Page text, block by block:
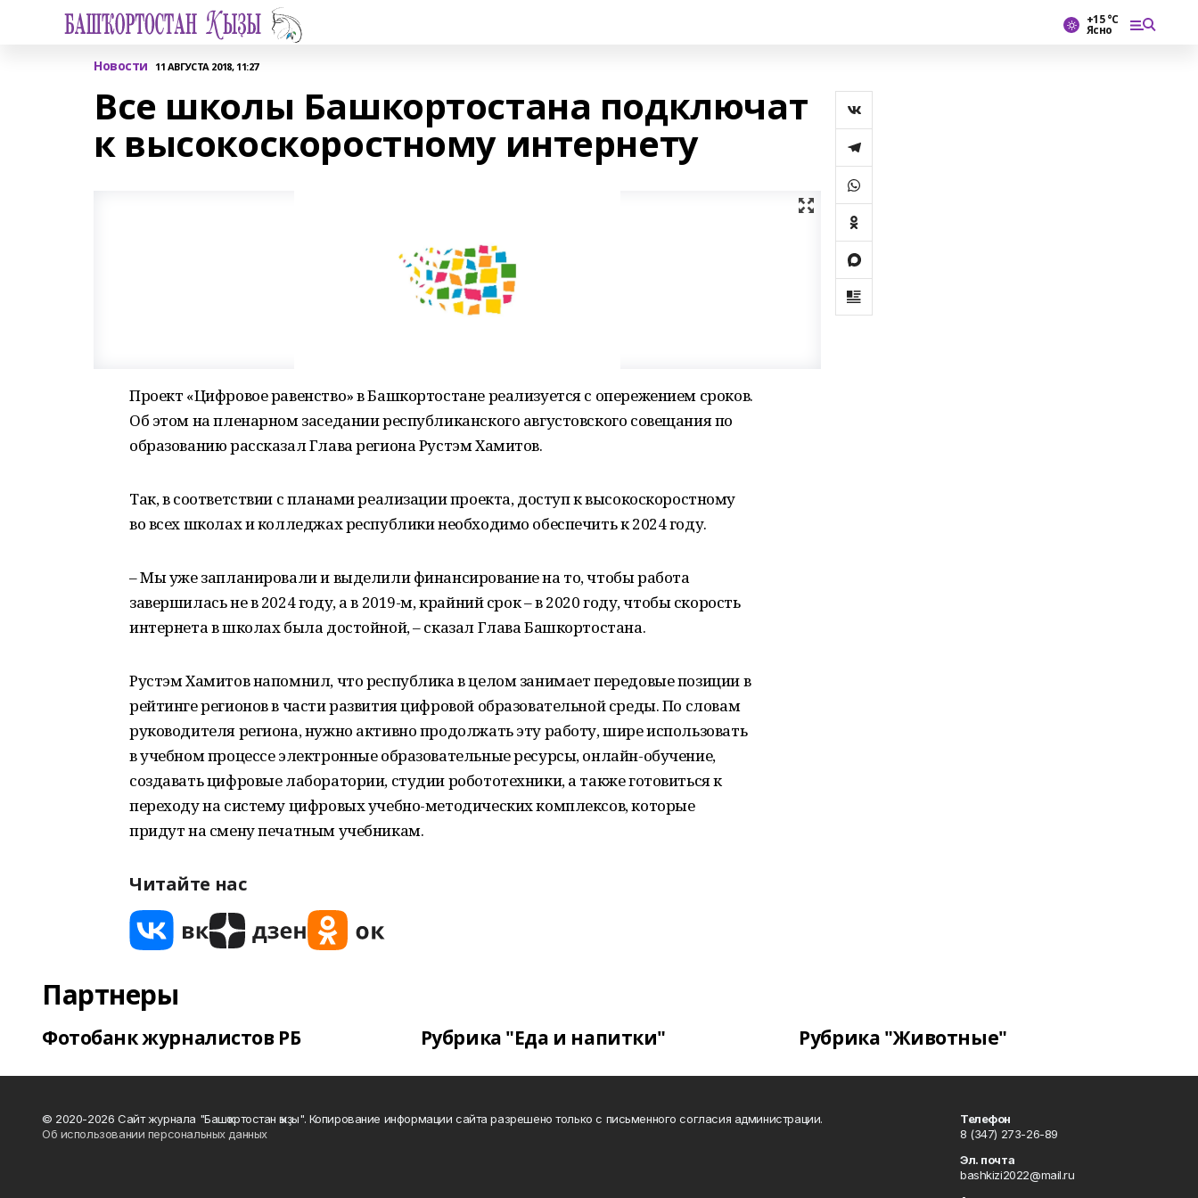
+15 °С
Ясно
Новости 11 АВГУСТА 2018, 11:27
Все школы Башкортостана подключат
к высокоскоростному интернету
Проект «Цифровое равенство» в Башкортостане реализуется с опережением сроков.
Об этом на пленарном заседании республиканского августовского совещания по
образованию рассказал Глава региона Рустэм Хамитов.
Так, в соответствии с планами реализации проекта, доступ к высокоскоростному
во всех школах и колледжах республики необходимо обеспечить к 2024 году.
– Мы уже запланировали и выделили финансирование на то, чтобы работа
завершилась не в 2024 году, а в 2019-м, крайний срок – в 2020 году, чтобы скорость
интернета в школах была достойной, – сказал Глава Башкортостана.
Рустэм Хамитов напомнил, что республика в целом занимает передовые позиции в
рейтинге регионов в части развития цифровой образовательной среды. По словам
руководителя региона, нужно активно продолжать эту работу, шире использовать
в учебном процессе электронные образовательные ресурсы, онлайн-обучение,
создавать цифровые лаборатории, студии робототехники, а также готовиться к
переходу на систему цифровых учебно-методических комплексов, которые
придут на смену печатным учебникам.
Читайте нас
Партнеры
Фотобанк журналистов РБ Рубрика "Еда и напитки" Рубрика "Животные"
© 2020-2026 Сайт журнала "Башҡортостан ҡыҙы". Копирование информации сайта разрешено только с письменного согласия администрации.
Об использовании персональных данных
Телефон
8 (347) 273-26-89
Эл. почта
bashkizi2022@mail.ru